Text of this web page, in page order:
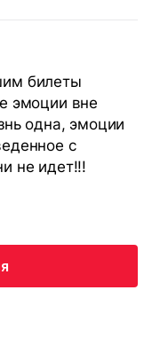
билеты
эмоции вне
одна, эмоции
с
не идет!!!